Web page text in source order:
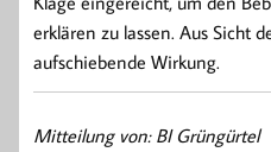
erklären zu lassen. Aus Sicht
aufschiebende Wirkung.
Mitteilung von: BI Grüngürtel